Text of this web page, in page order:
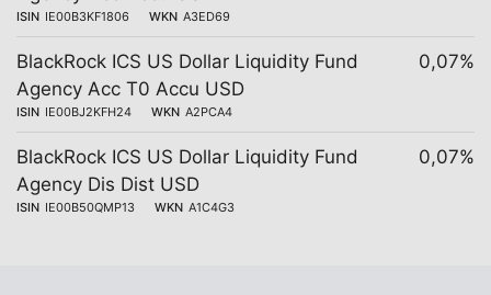
ISIN IE00B3KF1806 WKN A3ED69
BlackRock ICS US Dollar Liquidity Fund
Agency Acc T0 Accu USD
ISIN IE00BJ2KFH24 WKN A2PCA4
0,07%
BlackRock ICS US Dollar Liquidity Fund
Agency Dis Dist USD
ISIN IE00B50QMP13 WKN A1C4G3
0,07%